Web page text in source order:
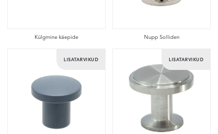
Külgmine käepide Nupp Solliden
LISATARVIKUD LISATARVIKUD